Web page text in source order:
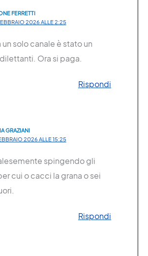
FERRETTI
2026 ALLE 2:25
un solo canale è stato un
Ora si paga.
Rispondi
GRAZIANI
2026 ALLE 15:25
spingendo gli
cui o cacci la grana o sei
Rispondi